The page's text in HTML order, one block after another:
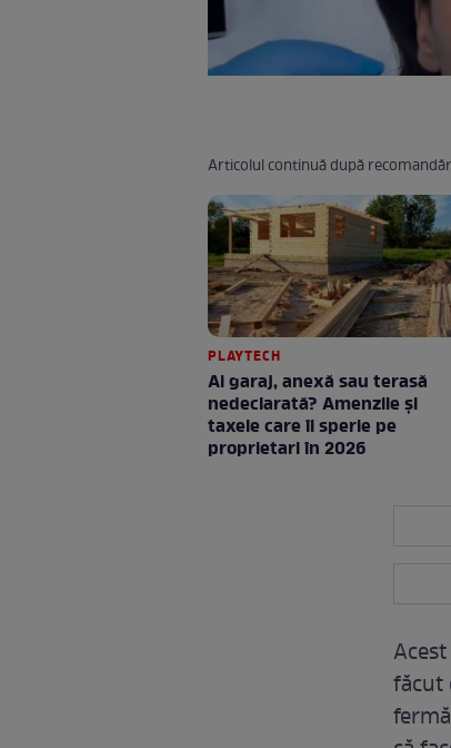
Articolul continuă după
PLAYTECH
Ai garaj, anexă sau terasă
nedeclarată? Amenzile și
taxele care îi sperie pe
proprietari în 2026
făcut